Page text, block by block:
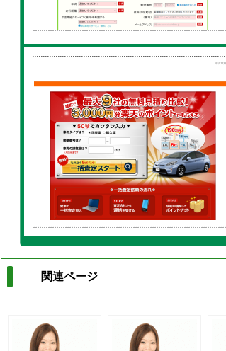
関連ページ